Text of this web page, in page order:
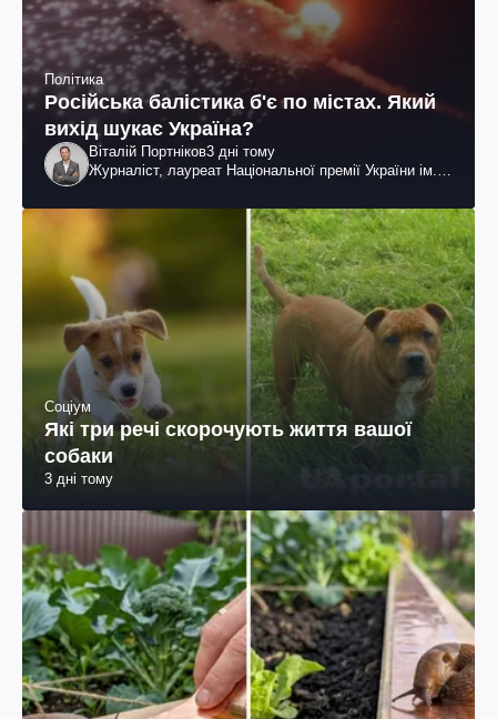
Політика
Російська балістика б'є по містах. Який
вихід шукає Україна?
Віталій Портніков3 дні тому
Журналіст, лауреат Національної премії України ім.
Соціум
Які три речі скорочують життя вашої
собаки
3 дні тому